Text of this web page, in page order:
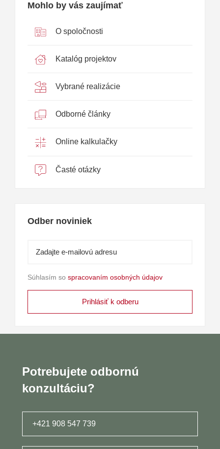
Mohlo by vás zaujímať
O spoločnosti
Katalóg projektov
Vybrané realizácie
Odborné články
Online kalkulačky
Časté otázky
Odber noviniek
Súhlasím so spracovaním osobných údajov
Potrebujete odbornú
konzultáciu?
+421 908 547 739